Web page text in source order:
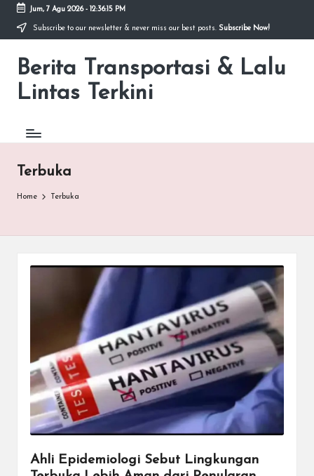
Skip
content
Jum, 7 Agu 2026- 12:36:15 PM
Subscribe to our newsletter & never miss our best posts. Subscribe Now!
Berita Transportasi & Lalu
Lintas Terkini
premancity.biz.id
Terbuka
Home Terbuka
Ahli Epidemiologi Sebut Lingkungan